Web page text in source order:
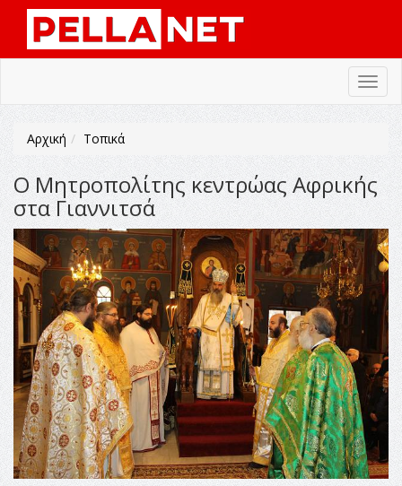
Αρχική Τοπικά
Ο Μητροπολίτης κεντρώας Αφρικής
στα Γιαννιτσά